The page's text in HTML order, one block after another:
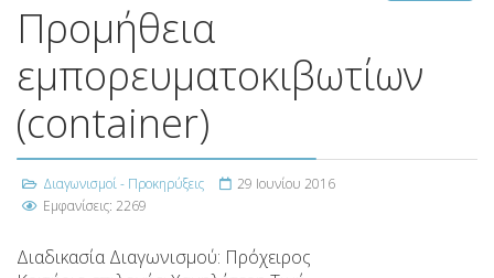
Προμήθεια
εμπορευματοκιβωτίων
(container)
Διαγωνισμοί - Προκηρύξεις
29 Ιουνίου 2016
Εμφανίσεις: 2269
Διαδικασία Διαγωνισμού: Πρόχειρος